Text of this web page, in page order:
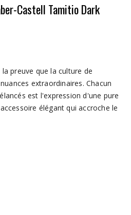
Castell Tamitio Dark
preuve que la culture de
extraordinaires. Chacun
est l'expression d'une pure
élégant qui accroche le